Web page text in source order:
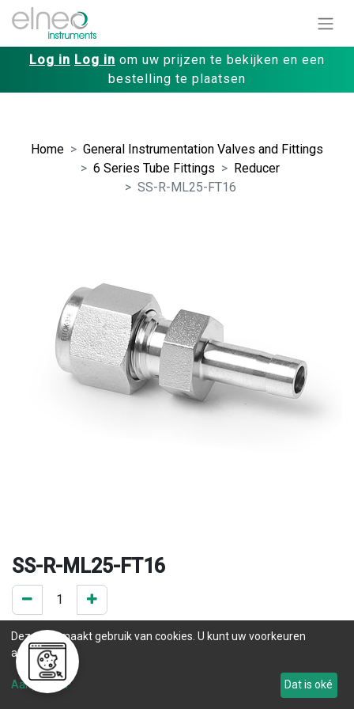
Log in Log in om uw prijzen te bekijken en een
bestelling te plaatsen
Home
General Instrumentation Valves and Fittings
6 Series Tube Fittings
Reducer
SS-R-ML25-FT16
SS-R-ML25-FT16
0 ST op voorraad
.
Levertijd
Deze site maakt gebruik van cookies. U kunt uw voorkeuren
aanpassen.
Aanpassen Dat is oké